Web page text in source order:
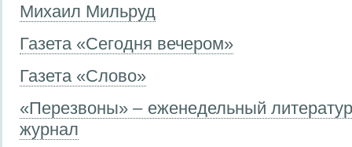
Михаил Мильруд
Газета «Сегодня вечером»
Газета «Слово»
«Перезвоны» – еженедельный
журнал